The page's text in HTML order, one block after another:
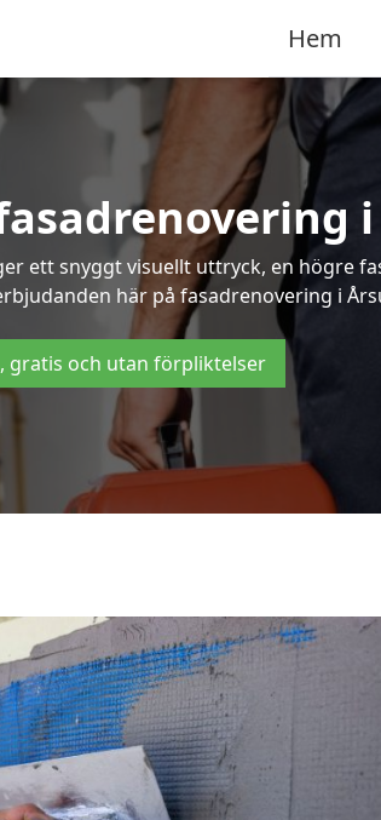
Hem
ett snyggt visuellt uttryck, en högre
här på fasadrenovering i
gratis och utan förpliktelser